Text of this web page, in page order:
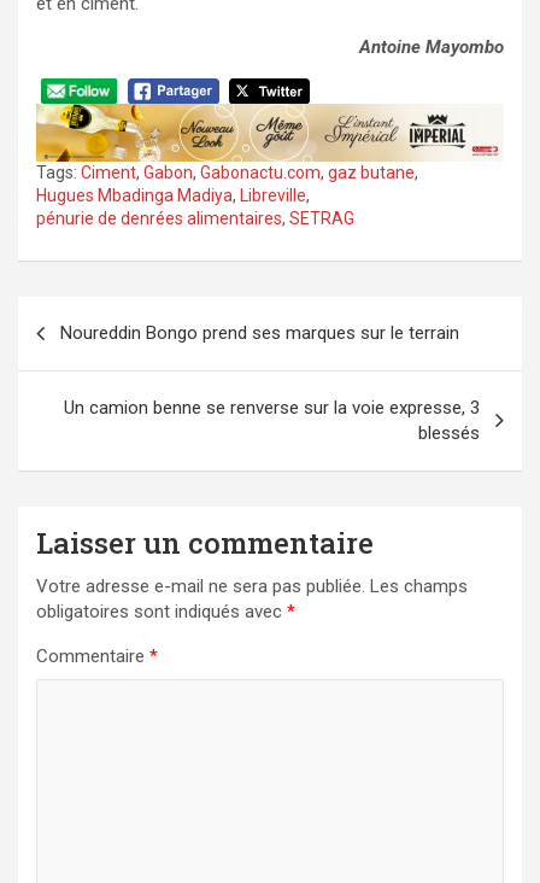
Antoine Mayombo
Tags: Ciment, Gabon, Gabonactu.com, gaz butane,
Hugues Mbadinga Madiya, Libreville,
pénurie de denrées alimentaires, SETRAG
de
l’article
Noureddin Bongo prend ses marques sur le terrain
Un camion benne se renverse sur la voie expresse, 3
blessés
Laisser un commentaire
Votre adresse e-mail ne sera pas publiée. Les champs
obligatoires sont indiqués avec *
Commentaire *